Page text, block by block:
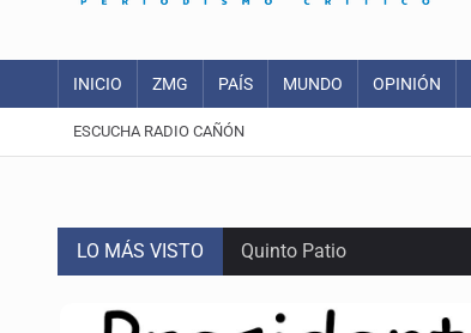
INICIO ZMG PAÍS MUNDO OPINIÓN
ESCUCHA RADIO CAÑÓN
LO MÁS VISTO Quinto Patio